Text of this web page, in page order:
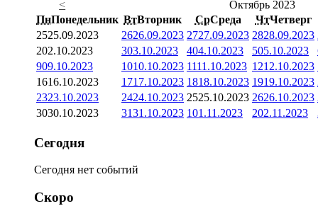
<
Октябрь 2023
ПнПонедельник ВтВторник СрСреда ЧтЧетверг
2525.09.2023 2626.09.2023 2727.09.2023 2828.09.2023
202.10.2023 303.10.2023 404.10.2023 505.10.2023
909.10.2023 1010.10.2023 1111.10.2023 1212.10.2023
1616.10.2023 1717.10.2023 1818.10.2023 1919.10.2023
2323.10.2023 2424.10.2023 2525.10.2023 2626.10.2023
3030.10.2023 3131.10.2023 101.11.2023 202.11.2023
Сегодня
Сегодня нет событий
Скоро